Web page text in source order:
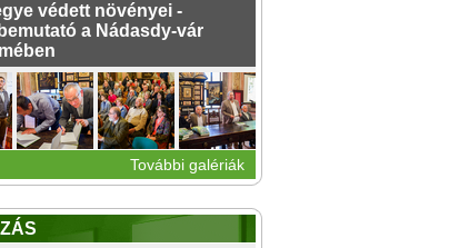
védett növényei -
a Nádasdy-vár
További galériák